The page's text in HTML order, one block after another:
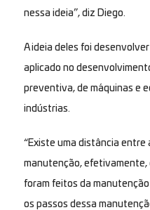
nessa ideia”, diz Diego.
A ideia deles foi
aplicado no
preventiva, de máquinas e
indústrias.
“Existe uma distância entre
manutenção, efetivamente,
foram feitos da
os passos dessa